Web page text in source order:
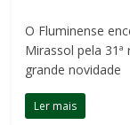
O Fluminense
Mirassol pela
grande novidade
Ler mais